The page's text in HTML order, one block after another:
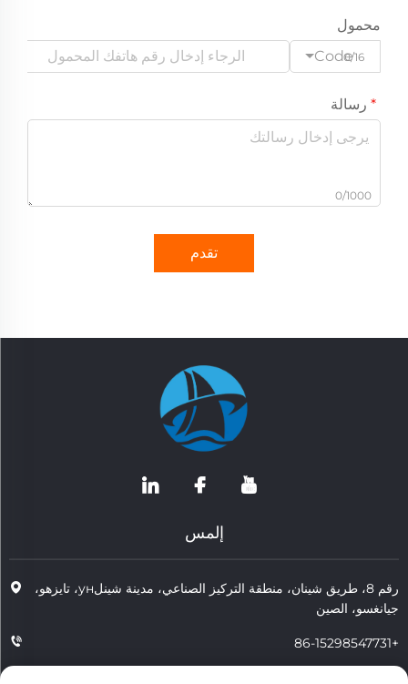
محمول
Code0/16
رسالة
0/1000
تقدم
إلمس
رقم 8، طريق شينان، منطقة التركيز الصناعي، مدينة شينلун، تايزهو،
جيانغسو، الصين
+86-15298547731